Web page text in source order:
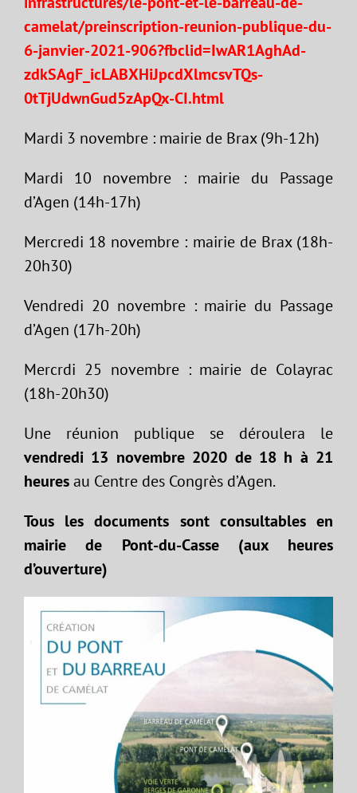
camelat/preinscription-reunion-publique-du-
6-janvier-2021-906?fbclid=IwAR1AghAd-
zdkSAgF_icLABXHiJpcdXlmcsvTQs-
0tTjUdwnGud5zApQx-CI.html
Mardi 3 novembre : mairie de Brax (9h-12h)
Mardi 10 novembre : mairie du Passage
d’Agen (14h-17h)
Mercredi 18 novembre : mairie de Brax (18h-
20h30)
Vendredi 20 novembre : mairie du Passage
d’Agen (17h-20h)
Mercrdi 25 novembre : mairie de Colayrac
(18h-20h30)
Une réunion publique se déroulera le
vendredi 13 novembre 2020 de 18 h à 21
heuresau Centre des Congrès d’Agen.
Tous les documents sont consultables en
mairie de Pont-du-Casse (aux heures
d’ouverture)